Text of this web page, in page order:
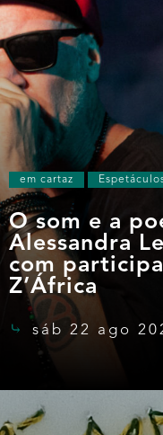
em cartaz
O som e a
Alessandra
com
Z’África
sáb 22 ago